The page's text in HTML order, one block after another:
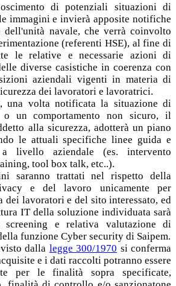
di potenziali situazioni di
immagini e invierà apposite notifiche
dell'unità navale, che verrà coinvolto
(referenti HSE), al fine di
le relative e necessarie azioni di
diverse casistiche in coerenza con
aziendali vigenti in materia di
dei lavoratori e lavoratrici.
una volta notificata la situazione di
o un comportamento non sicuro, il
alla sicurezza, adotterà un piano
le attuali specifiche linee guida e
livello aziendale (es. intervento
tool box talk, etc..).
saranno trattati nel rispetto della
e del lavoro unicamente per
dei lavoratori e del sito interessato, ed
IT della soluzione individuata sarà
e relativa valutazione di
funzione Cyber security di Saipem.
dalla legge 300/1970 si conferma
e i dati raccolti potranno essere
per le finalità sopra specificate,